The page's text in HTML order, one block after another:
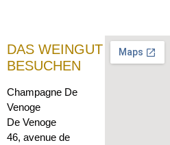
DAS WEINGUT
BESUCHEN
Champagne De
Venoge
De Venoge
46, avenue de